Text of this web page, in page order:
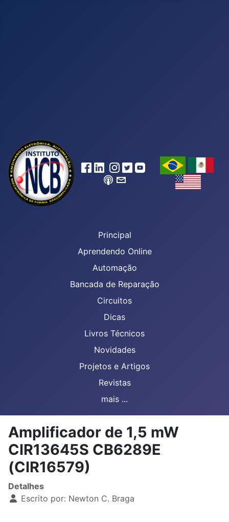
Principal
Aprendendo Online
Automação
Bancada de Reparação
Circuitos
Dicas
Livros Técnicos
Novidades
Projetos e Artigos
Revistas
mais ...
Amplificador de 1,5 mW
CIR13645S CB6289E
(CIR16579)
Detalhes
Escrito por: Newton C. Braga